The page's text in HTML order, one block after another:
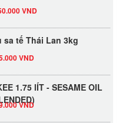
VND
tế Thái Lan 3kg
VND
1.75 lÍT - SESAME OIL
VND